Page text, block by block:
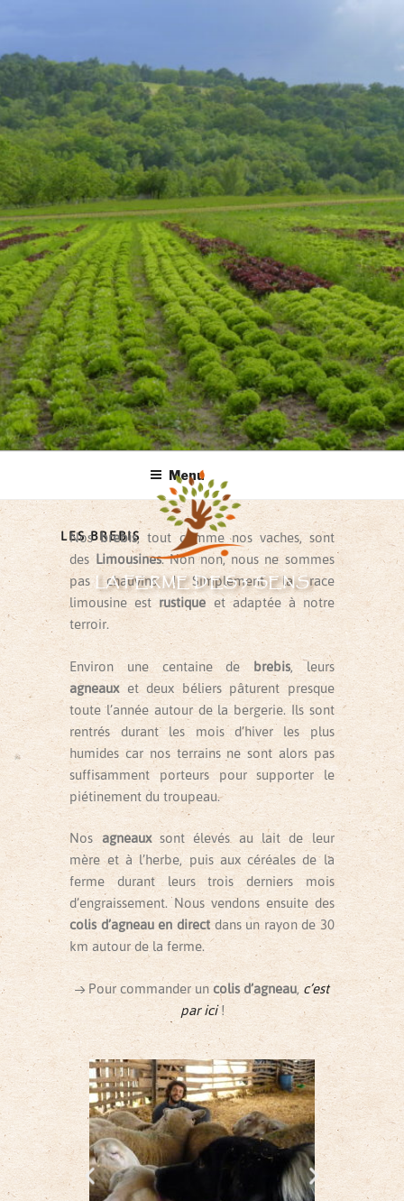
LA FERME DES 5 SENS
Menu
LES BREBIS
Nosbrebis, tout comme nos vaches, sont
desLimousines. Non non, nous ne sommes
pas chauvins ! Simplement, la race
limousine estrustique et adaptée à notre
terroir.
Environ une centaine de brebis, leurs
agneauxet deux béliers pâturent presque
toute l’année autour de la bergerie. Ils sont
rentrés durant les mois d’hiver les plus
humides car nos terrains ne sont alors pas
suffisamment porteurs pour supporter le
piétinement du troupeau.
Nos agneauxsont élevés au lait de leur
mère et à l’herbe, puis aux céréales de la
ferme durant leurs trois derniers mois
d’engraissement. Nous vendons ensuite des
colis d’agneau en directdans un rayon de 30
km autour de la ferme.
→ Pour commander un colis d’agneau, c’est
par ici!